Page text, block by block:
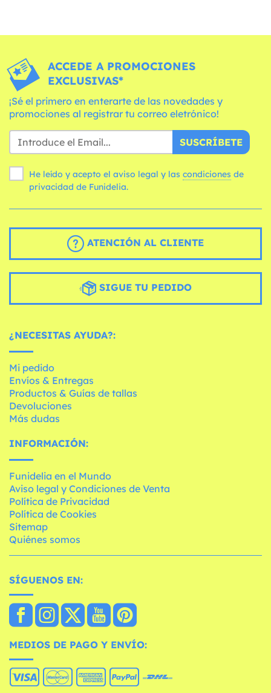
ACCEDE A PROMOCIONES
EXCLUSIVAS*
¡Sé el primero en enterarte de las novedades y
promociones al registrar tu correo eletrónico!
SUSCRÍBETE
He leído y acepto el aviso legal y las condiciones
privacidad de Funidelia.
ATENCIÓN AL CLIENTE
SIGUE TU PEDIDO
¿NECESITAS AYUDA?:
Mi pedido
Envíos & Entregas
Productos & Guías de tallas
Devoluciones
Más dudas
INFORMACIÓN:
Funidelia en el Mundo
Aviso legal y Condiciones de Venta
Política de Privacidad
Política de Cookies
Sitemap
Quiénes somos
SÍGUENOS EN:
MEDIOS DE PAGO Y ENVÍO: